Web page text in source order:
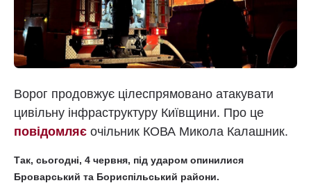
Ворог продовжує цілеспрямовано атакувати
цивільну інфраструктуру Київщини. Про це
повідомляє очільник КОВА Микола Калашник.
Так, сьогодні, 4 червня, під ударом опинилися
Броварський та Бориспільський райони.